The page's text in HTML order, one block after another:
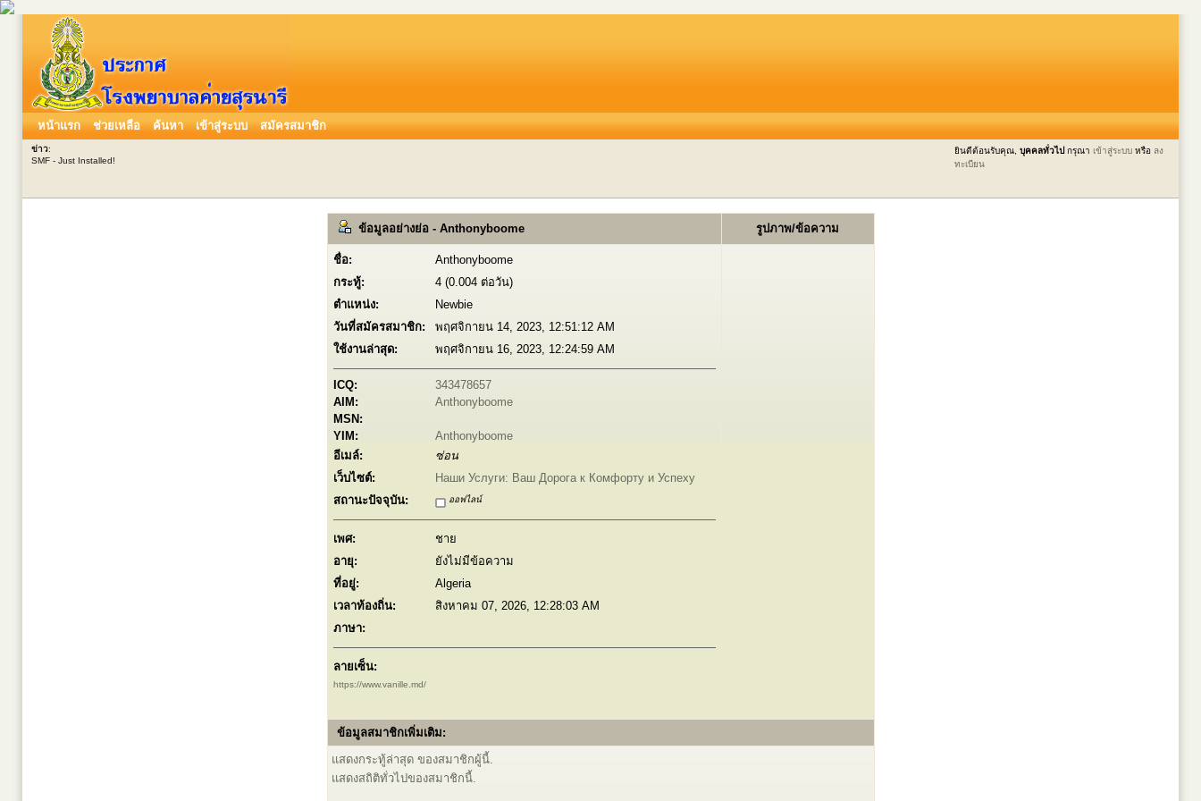
หน้าแรก ช่วยเหลือ ค้นหา เข้าสู่ระบบ สมัครสมาชิก
ยินดีต้อนรับคุณ, บุคคลทั่วไป กรุณา เข้าสู่ระบบ หรือ ลง
ทะเบียน
ข่าว:
SMF - Just Installed!
ข้อมูลอย่างย่อ - Anthonyboome รูปภาพ/ข้อความ
ชื่อ:
Anthonyboome
กระทู้:
4 (0.004 ต่อวัน)
ตำแหน่ง:
Newbie
วันที่สมัครสมาชิก:
พฤศจิกายน 14, 2023, 12:51:12 AM
ใช้งานล่าสุด:
พฤศจิกายน 16, 2023, 12:24:59 AM
ICQ:
343478657
AIM:
Anthonyboome
MSN:
YIM:
Anthonyboome
อีเมล์:
ซ่อน
เว็บไซต์:
Наши Услуги: Ваш Дорога к Комфорту и Успеху
สถานะปัจจุบัน:
ออฟไลน์
เพศ:
ชาย
อายุ:
ยังไม่มีข้อความ
ที่อยู่:
Algeria
เวลาท้องถิ่น:
สิงหาคม 07, 2026, 12:28:03 AM
ภาษา:
ลายเซ็น:
https://www.vanille.md/
ข้อมูลสมาชิกเพิ่มเติม:
แสดงกระทู้ล่าสุด ของสมาชิกผู้นี้.
แสดงสถิติทั่วไปของสมาชิกนี้.